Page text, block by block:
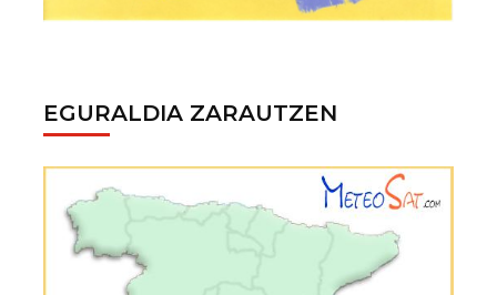
EGURALDIA ZARAUTZEN